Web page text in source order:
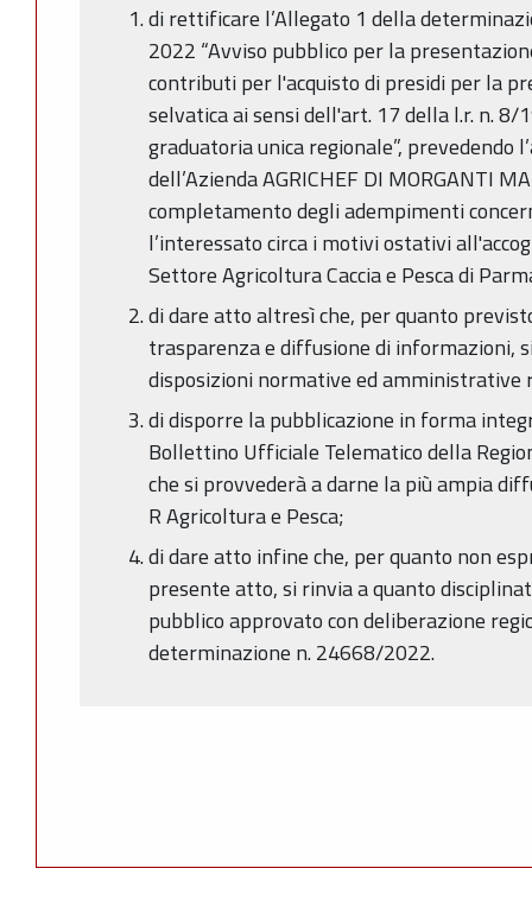
di rettificare l’Allegato 1 della
2022 “Avviso pubblico per la
contributi per l'acquisto di presidi per la
selvatica ai sensi dell'art. 17 della l.r. n.
graduatoria unica regionale”, prevedendo
dell’Azienda AGRICHEF DI MORGANTI
completamento degli adempimenti
l’interessato circa i motivi ostativi
Settore Agricoltura Caccia e Pesca di
di dare atto altresì che, per quanto
trasparenza e diffusione di informazioni,
disposizioni normative ed
di disporre la pubblicazione in forma
Bollettino Ufficiale Telematico della
che si provvederà a darne la più ampia
R Agricoltura e Pesca;
di dare atto infine che, per quanto non
presente atto, si rinvia a quanto
pubblico approvato con deliberazione
determinazione n. 24668/2022.